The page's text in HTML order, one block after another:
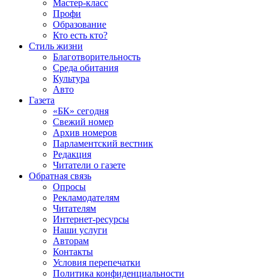
Мастер-класс
Профи
Образование
Кто есть кто?
Стиль жизни
Благотворительность
Среда обитания
Культура
Авто
Газета
«БК» сегодня
Свежий номер
Архив номеров
Парламентский вестник
Редакция
Читатели о газете
Обратная связь
Опросы
Рекламодателям
Читателям
Интернет-ресурсы
Наши услуги
Авторам
Контакты
Условия перепечатки
Политика конфиденциальности